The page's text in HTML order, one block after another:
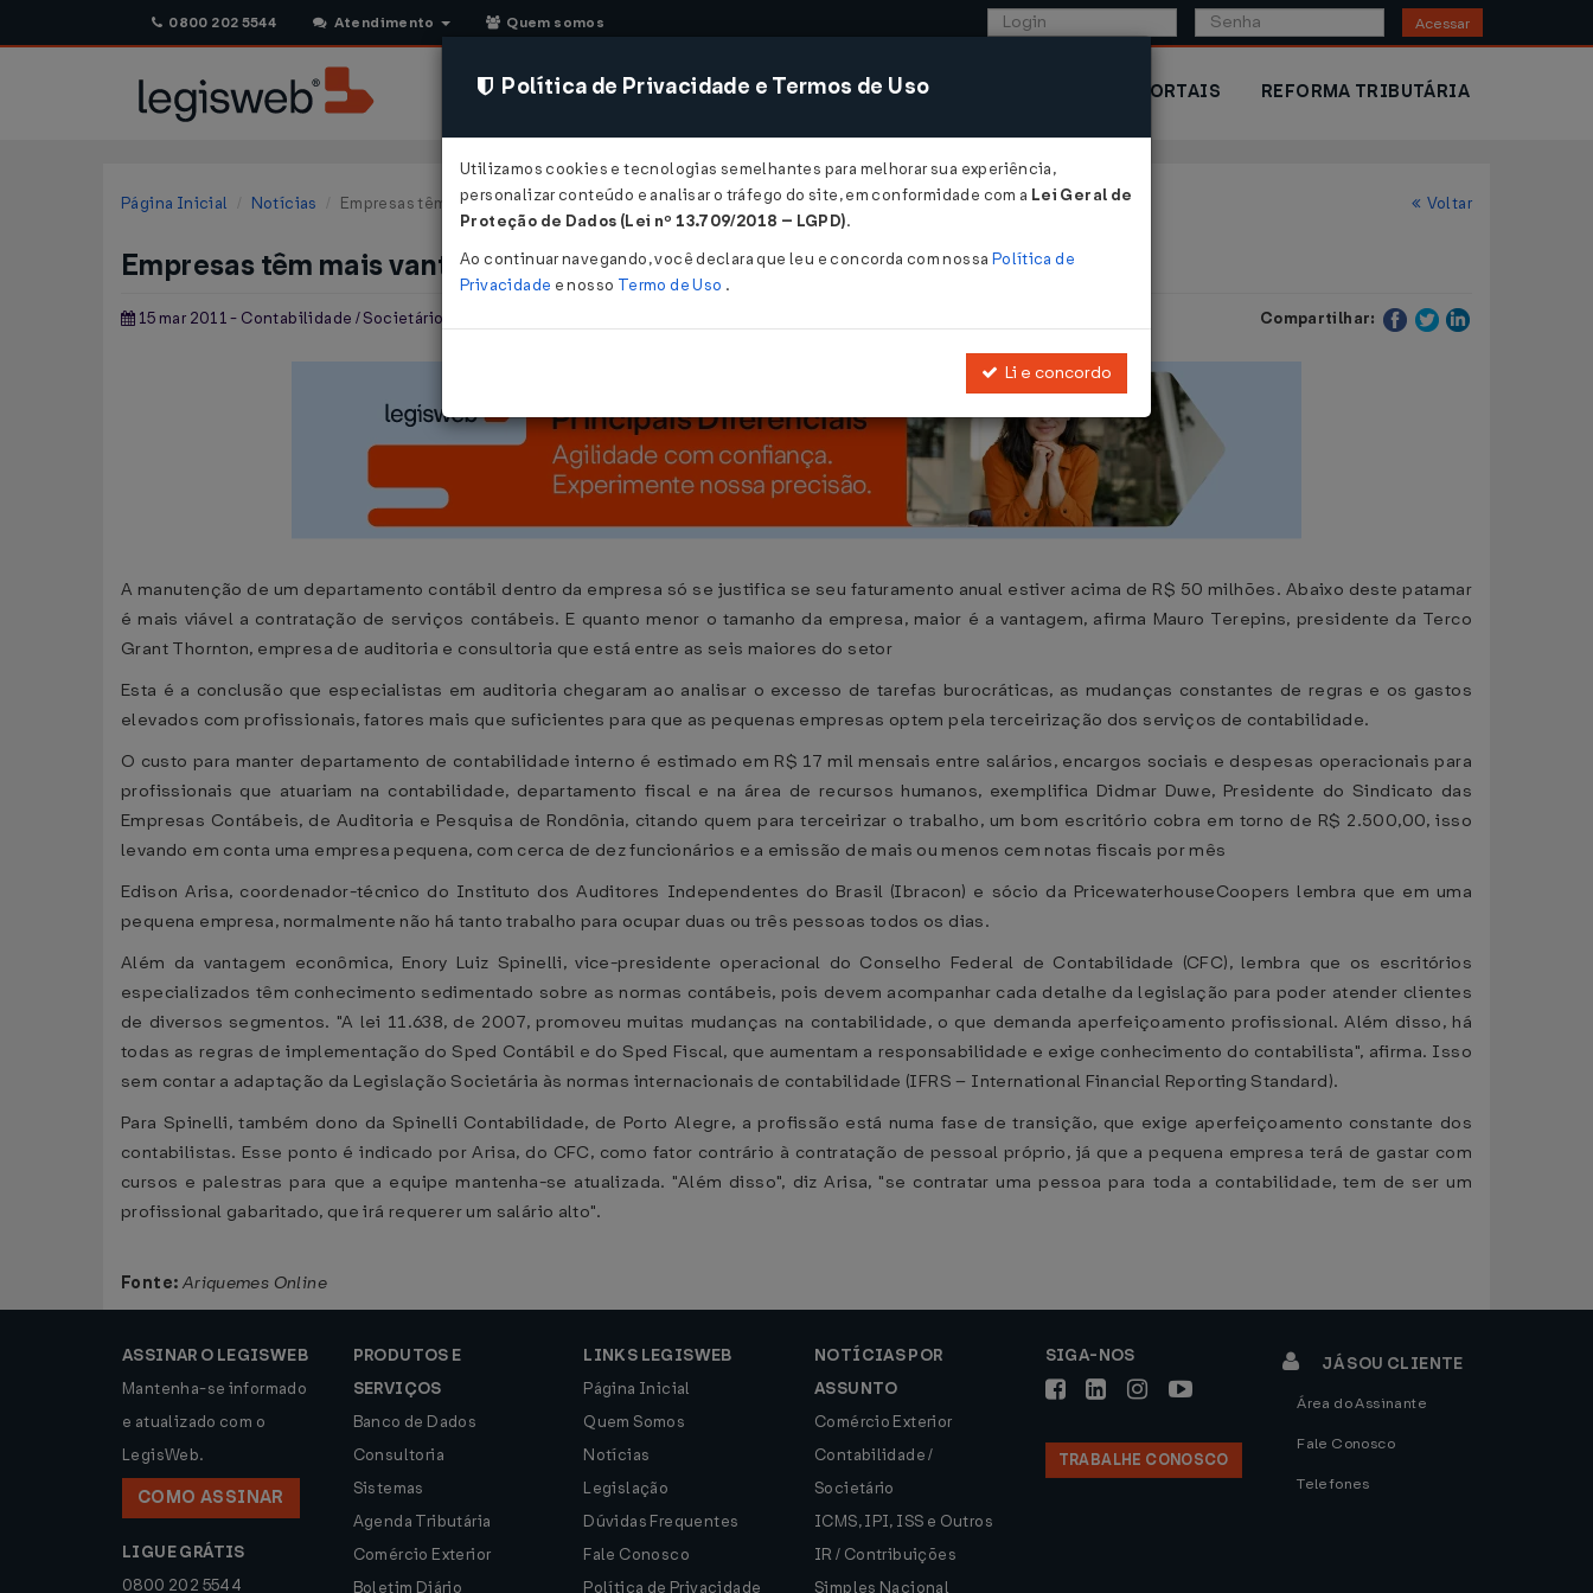
0800 202 5544 Atendimento Quem somos Acessar
CONSULTORIA SISTEMAS COMÉRCIO EXTERIOR PORTAIS REFORMA TRIBUTÁRIA
Página Inicial Notícias Empresas têm mais vantagem em terceirizar serviços contábeis... Voltar
Empresas têm mais vantagem em terceirizar serviços contábeis
15 mar 2011 - Contabilidade / Societário Compartilhar:
A manutenção de um departamento contábil dentro da empresa só se justifica se seu faturamento anual estiver acima de R$ 50 milhões. Abaixo deste patamar
é mais viável a contratação de serviços contábeis. E quanto menor o tamanho da empresa, maior é a vantagem, afirma Mauro Terepins, presidente da Terco
Grant Thornton, empresa de auditoria e consultoria que está entre as seis maiores do setor
Esta é a conclusão que especialistas em auditoria chegaram ao analisar o excesso de tarefas burocráticas, as mudanças constantes de regras e os gastos
elevados com profissionais, fatores mais que suficientes para que as pequenas empresas optem pela terceirização dos serviços de contabilidade.
O custo para manter departamento de contabilidade interno é estimado em R$ 17 mil mensais entre salários, encargos sociais e despesas operacionais para
profissionais que atuariam na contabilidade, departamento fiscal e na área de recursos humanos, exemplifica Didmar Duwe, Presidente do Sindicato das
Empresas Contábeis, de Auditoria e Pesquisa de Rondônia, citando quem para terceirizar o trabalho, um bom escritório cobra em torno de R$ 2.500,00, isso
levando em conta uma empresa pequena, com cerca de dez funcionários e a emissão de mais ou menos cem notas fiscais por mês
Edison Arisa, coordenador-técnico do Instituto dos Auditores Independentes do Brasil (Ibracon) e sócio da PricewaterhouseCoopers lembra que em uma
pequena empresa, normalmente não há tanto trabalho para ocupar duas ou três pessoas todos os dias.
Além da vantagem econômica, Enory Luiz Spinelli, vice-presidente operacional do Conselho Federal de Contabilidade (CFC), lembra que os escritórios
especializados têm conhecimento sedimentado sobre as normas contábeis, pois devem acompanhar cada detalhe da legislação para poder atender clientes
de diversos segmentos. "A lei 11.638, de 2007, promoveu muitas mudanças na contabilidade, o que demanda aperfeiçoamento profissional. Além disso, há
todas as regras de implementação do Sped Contábil e do Sped Fiscal, que aumentam a responsabilidade e exige conhecimento do contabilista", afirma. Isso
sem contar a adaptação da Legislação Societária às normas internacionais de contabilidade (IFRS – International Financial Reporting Standard).
Para Spinelli, também dono da Spinelli Contabilidade, de Porto Alegre, a profissão está numa fase de transição, que exige aperfeiçoamento constante dos
contabilistas. Esse ponto é indicado por Arisa, do CFC, como fator contrário à contratação de pessoal próprio, já que a pequena empresa terá de gastar com
cursos e palestras para que a equipe mantenha-se atualizada. "Além disso", diz Arisa, "se contratar uma pessoa para toda a contabilidade, tem de ser um
profissional gabaritado, que irá requerer um salário alto".
Fonte: Ariquemes Online
ASSINAR O LEGISWEB
Mantenha-se informado
e atualizado com o
LegisWeb.
COMO ASSINAR
LIGUE GRÁTIS
0800 202 5544
PRODUTOS E
SERVIÇOS
Banco de Dados
Consultoria
Sistemas
Agenda Tributária
Comércio Exterior
Boletim Diário
LINKS LEGISWEB
Página Inicial
Quem Somos
Notícias
Legislação
Dúvidas Frequentes
Fale Conosco
Política de Privacidade
NOTÍCIAS POR
ASSUNTO
Comércio Exterior
Contabilidade /
Societário
ICMS, IPI, ISS e Outros
IR / Contribuições
Simples Nacional
SIGA-NOS
TRABALHE CONOSCO
JÁ SOU CLIENTE
Área do Assinante
Fale Conosco
Telefones
Política de Privacidade e Termos de Uso
Utilizamos cookies e tecnologias semelhantes para melhorar sua experiência,
personalizar conteúdo e analisar o tráfego do site, em conformidade com a Lei Geral de
Proteção de Dados (Lei nº 13.709/2018 – LGPD).
Ao continuar navegando, você declara que leu e concorda com nossa Política de
Privacidade e nosso Termo de Uso .
Li e concordo